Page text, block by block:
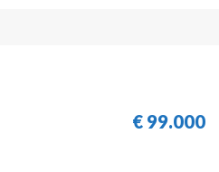
€ 99.000